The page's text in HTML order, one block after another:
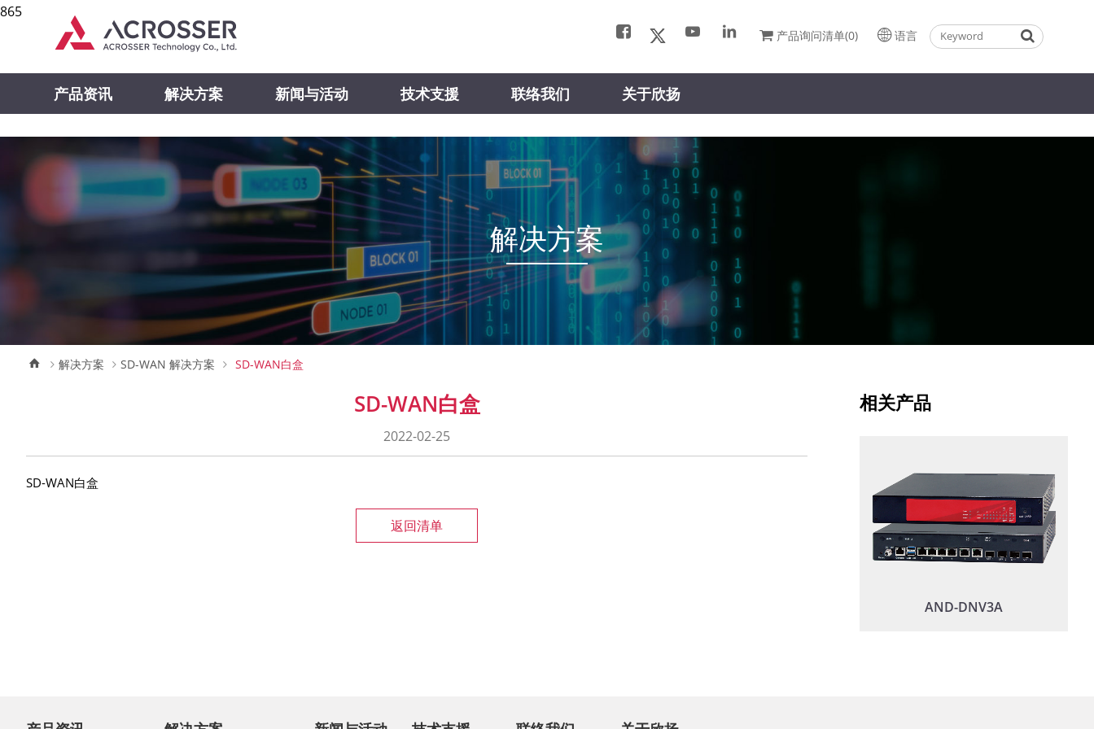
865
产品询问清单(0) 语言
产品资讯 解决方案 新闻与活动 技术支援 联络我们 关于欣扬
解决方案
解决方案 SD-WAN 解决方案 SD-WAN白盒
SD-WAN白盒
2022-02-25
SD-WAN白盒
返回清单
相关产品
AND-DNV3A